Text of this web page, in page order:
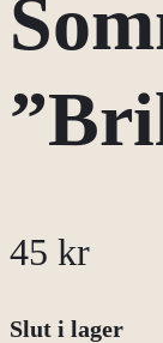
45 kr
Slut i lager